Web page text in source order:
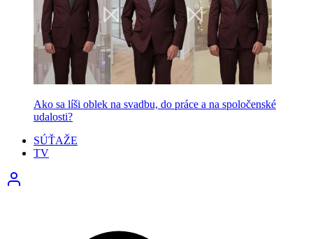
Ako sa líši oblek na svadbu, do práce a na spoločenské
udalosti?
SÚŤAŽE
TV